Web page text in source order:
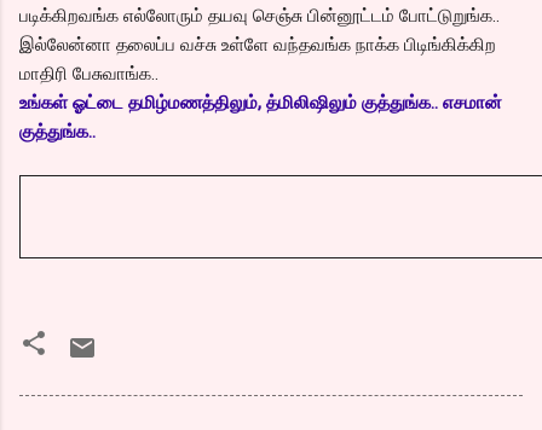
படிக்கிறவங்க எல்லோரும் தயவு செஞ்சு பின்னூட்டம் போட்டுறுங்க..
இல்லேன்னா தலைப்ப வச்சு உள்ளே வந்தவங்க நாக்க பிடிங்கிக்கிற
மாதிரி பேசுவாங்க..
உங்கள் ஓட்டை தமிழ்மணத்திலும், த்மிலிஷிலும் குத்துங்க.. எசமான்
குத்துங்க..